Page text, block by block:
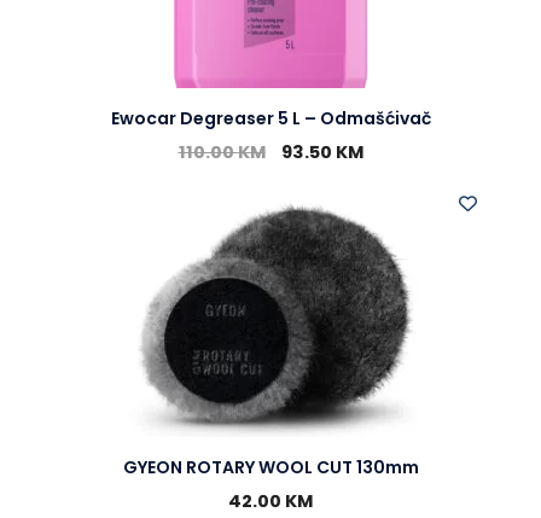
Ewocar Degreaser 5 L – Odmašćivač
110.00KM 93.50 KM
GYEON ROTARY WOOL CUT 130mm
42.00 KM